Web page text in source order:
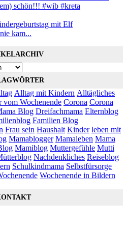
schön!!! #wib #kreta
mit Elf
kam...
Alltag mit Kindern Alltägliches
vom Wochenende Corona Corona
Blog Dreifachmama Elternblog
Familien Blog
Frau sein Haushalt Kinder leben mit
Mamablogger Mamaleben Mama
Mamiblog Muttergefühle Mutti
Nachdenkliches Reiseblog
Schulkindmama Selbstfürsorge
Wochenende in Bildern